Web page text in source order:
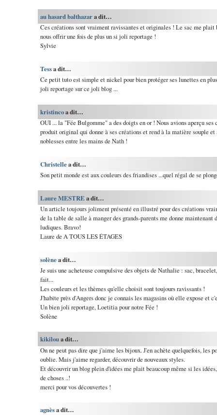
au hasard balthazara dit…
Ces créations sont vraiment ravissantes et originales ! Le sac me
nous offrir une fois de plus un si joli reportage !
Sylvie
Tessa dit…
Ce petit tuto est simple et nickel pour bien protéger ses lunettes en
joli reportage sur ce joli blog ...
kristincoa dit…
OUI ... la "Fée Bulgomme" a des doigts en or ! Nous avions aperçu
produit original qui donne à ses créations et rend à la matière souple et
noblesses entre les mains de Nath !
Christellea dit…
Son petit monde est aux couleurs des friandises ...quel régal de se
Laure MESTRE a dit…
Un article toujours joliment présenté en illustré pour des créations
de la table de salle à manger des grands-parents me donne
ludiques. Bravo!
Laure de A TOUS LES ÉTAGES
solènea dit…
Je suis une acheteuse compulsive des objets de Nathalie : sac,
fait...
Les couleurs et les thèmes qu'elle choisit sont toujours ravissants !
J'habite près d'Angers donc je connais les magasins où elle expose et
Un bien joli reportage, Loetitia pour notre Fée !
Solène
kikiloua dit…
On ne peut pas dire que j'aime les bijoux. J'en achète quelquefois, les
oublie. Mais j'aime regarder, découvrir de nouveaux styles.
Et découvrir un blog plein d'idées me plait beaucoup même si les
de choses ..!
merci pour vos découvertes !
agnèsa dit…